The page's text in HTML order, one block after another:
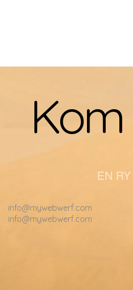
EN
info@mywebwerf.com
info@mywebwerf.com